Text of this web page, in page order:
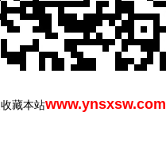
藏本站www.ynsxsw.com